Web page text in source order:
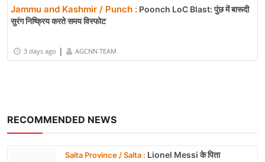
RECOMMENDED NEWS
Salta Province / Salta : Lionel Messi के पिता
Jammu and Kashmir / Punch : Poonch LoC Blast: पुंछ में बारूदी
सुरंग निष्क्रिय करते समय विस्फोट
3 days ago | AGCNN TEAM